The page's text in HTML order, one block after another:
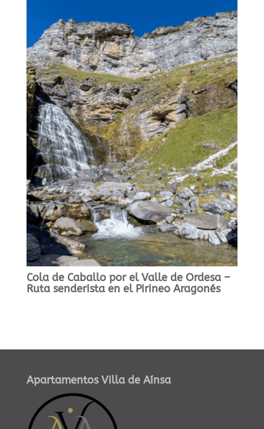
Cola de Caballo por el Valle de Ordesa –
Ruta senderista en el Pirineo Aragonés
Apartamentos Villa de Aínsa